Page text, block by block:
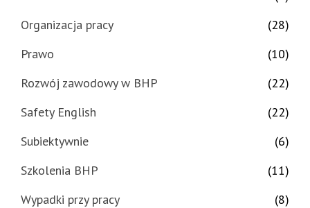
Organizacja pracy
(28)
Prawo
(10)
Rozwój zawodowy w BHP
(22)
Safety English
(22)
Subiektywnie
(6)
Szkolenia BHP
(11)
Wypadki przy pracy
(8)